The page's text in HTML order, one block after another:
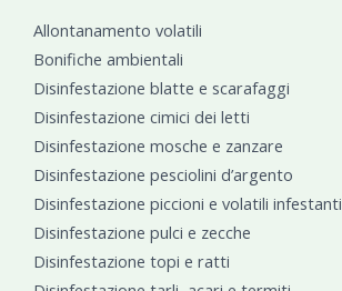
Allontanamento volatili
Bonifiche ambientali
Disinfestazione blatte e scarafaggi
Disinfestazione cimici dei letti
Disinfestazione mosche e zanzare
Disinfestazione pesciolini d’argento
Disinfestazione piccioni e volatili infestanti
Disinfestazione pulci e zecche
Disinfestazione topi e ratti